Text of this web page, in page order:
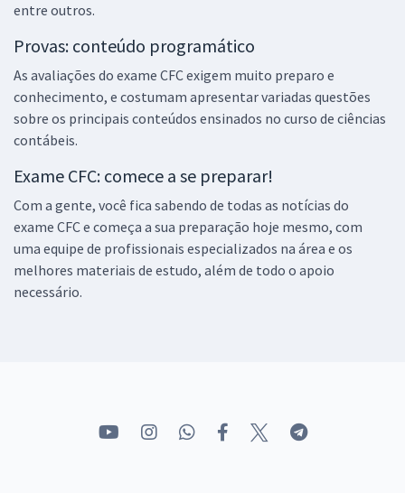
entre outros.
Provas: conteúdo programático
As avaliações do exame CFC exigem muito preparo e
conhecimento, e costumam apresentar variadas questões
sobre os principais conteúdos ensinados no curso de ciências
contábeis.
Exame CFC: comece a se preparar!
Com a gente, você fica sabendo de todas as notícias do
exame CFC e começa a sua preparação hoje mesmo, com
uma equipe de profissionais especializados na área e os
melhores materiais de estudo, além de todo o apoio
necessário.